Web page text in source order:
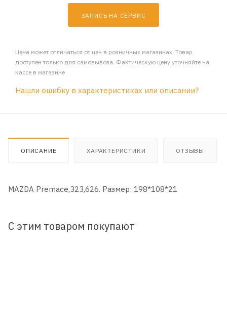
ЗАПИСЬ НА СЕРВИС
Цена может отличаться от цен в розничных магазинах. Товар
доступен только для самовывоза. Фактическую цену уточняйте на
кассе в магазине
Нашли ошибку в характеристиках или описании?
ОПИСАНИЕ ХАРАКТЕРИСТИКИ ОТЗЫВЫ
MAZDA Premace,323,626. Размер: 198*108*21
С этим товаром покупают